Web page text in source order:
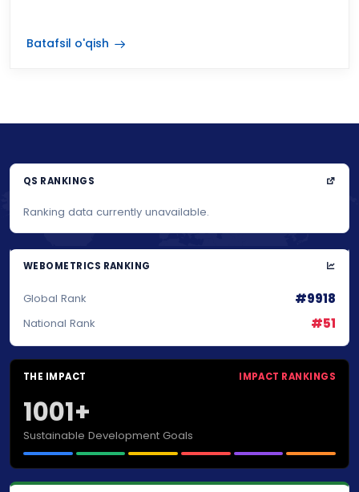
Batafsil o'qish
QS RANKINGS
Ranking data currently unavailable.
WEBOMETRICS RANKING
Global Rank #9918
National Rank #51
THE IMPACT IMPACT RANKINGS
1001+
Sustainable Development Goals